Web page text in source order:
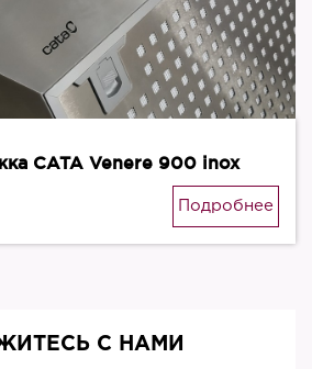
CATA Venere 900 inox
Подробнее
С НАМИ